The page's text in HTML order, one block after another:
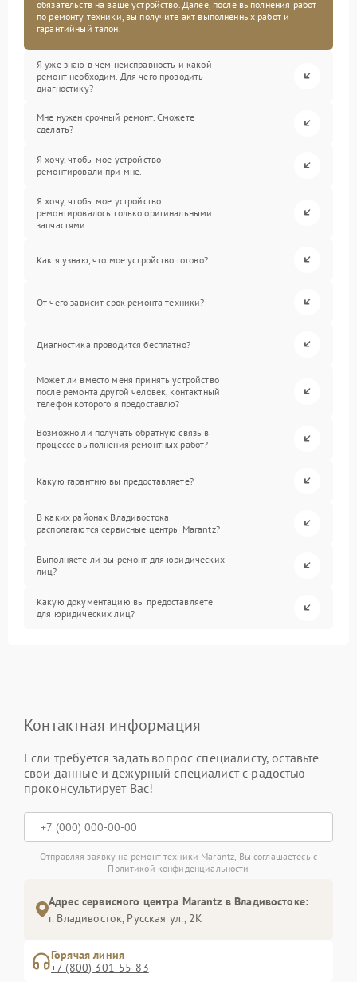
обязательств на ваше устройство. Далее, после выполнения работ
по ремонту техники, вы получите акт выполненных работ и
гарантийный талон.
Я уже знаю в чем неисправность и какой
ремонт необходим. Для чего проводить
диагностику?
Мне нужен срочный ремонт. Сможете
сделать?
Я хочу, чтобы мое устройство
ремонтировали при мне.
Я хочу, чтобы мое устройство
ремонтировалось только оригинальными
запчастями.
Как я узнаю, что мое устройство готово?
От чего зависит срок ремонта техники?
Диагностика проводится бесплатно?
Может ли вместо меня принять устройство
после ремонта другой человек, контактный
телефон которого я предоставлю?
Возможно ли получать обратную связь в
процессе выполнения ремонтных работ?
Какую гарантию вы предоставляете?
В каких районах Владивостока
располагаются сервисные центры Marantz?
Выполняете ли вы ремонт для юридических
лиц?
Какую документацию вы предоставляете
для юридических лиц?
Контактная информация
Если требуется задать вопрос специалисту, оставьте
свои данные и дежурный специалист с радостью
проконсультирует Вас!
Отправляя заявку на ремонт техники Marantz, Вы соглашаетесь с
Политикой конфиденциальности
Адрес сервисного центра Marantz в Владивостоке:
г. Владивосток, Русская ул., 2К
Горячая линия
+7 (800) 301-55-83